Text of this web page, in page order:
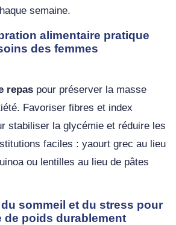
semaine.
alimentaire pratique
des femmes
repas pour préserver la masse
Favoriser fibres et index
stabiliser la glycémie et réduire les
faciles : yaourt grec au lieu
ou lentilles au lieu de pâtes
sommeil et du stress pour
de poids durablement